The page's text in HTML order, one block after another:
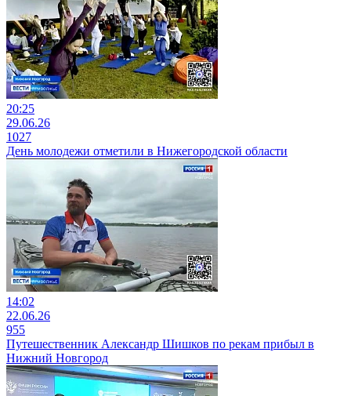
20:25
29.06.26
1027
День молодежи отметили в Нижегородской области
14:02
22.06.26
955
Путешественник Александр Шишков по рекам прибыл в
Нижний Новгород